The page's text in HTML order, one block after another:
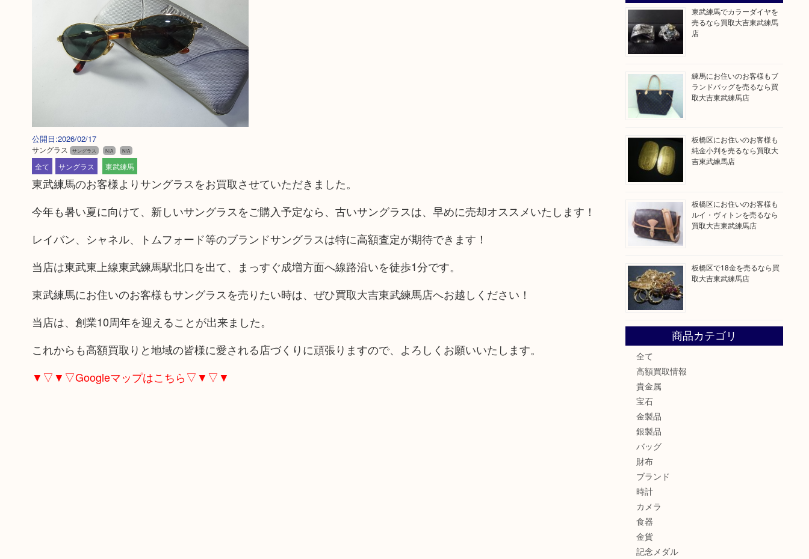
公開日:2026/02/17
サングラス サングラス N/A N/A
全て サングラス 東武練馬
東武練馬のお客様よりサングラスをお買取させていただきました。
今年も暑い夏に向けて、新しいサングラスをご購入予定なら、古いサングラスは、早めに売却オススメいたします！
レイバン、シャネル、トムフォード等のブランドサングラスは特に高額査定が期待できます！
当店は東武東上線東武練馬駅北口を出て、まっすぐ成増方面へ線路沿いを徒歩1分です。
東武練馬にお住いのお客様もサングラスを売りたい時は、ぜひ買取大吉東武練馬店へお越しください！
当店は、創業10周年を迎えることが出来ました。
これからも高額買取りと地域の皆様に愛される店づくりに頑張りますので、よろしくお願いいたします。
▼▽▼▽Googleマップはこちら▽▼▽▼
東武練馬でカラーダイヤを
売るなら買取大吉東武練馬
店
練馬にお住いのお客様もブ
ランドバッグを売るなら買
取大吉東武練馬店
板橋区にお住いのお客様も
純金小判を売るなら買取大
吉東武練馬店
板橋区にお住いのお客様も
ルイ・ヴィトンを売るなら
買取大吉東武練馬店
板橋区で18金を売るなら買
取大吉東武練馬店
商品カテゴリ
全て
高額買取情報
貴金属
宝石
金製品
銀製品
バッグ
財布
ブランド
時計
カメラ
食器
金貨
記念メダル